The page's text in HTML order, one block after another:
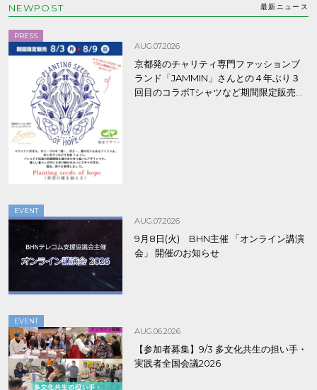
NEWPOST 最新ニュース
PRESS
AUG.07.2026
京都発のチャリティ専門ファッションブ
ランド「JAMMIN」さんとの４年ぶり３
回目のコラボTシャツなど期間限定販売、
EVENT
AUG.07.2026
9月8日(火) BHN主催 「オンライン講演
会」 開催のお知らせ
EVENT
AUG.06.2026
【参加者募集】9/3 多文化共生の担い手・
実践者全国会議2026